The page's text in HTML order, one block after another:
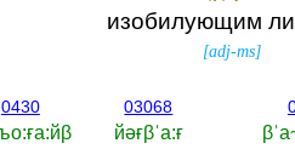
изобилующим
[adj-ms]
03068
йәғβˈа:ғ
0430